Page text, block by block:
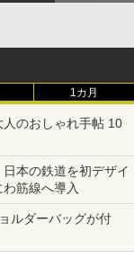
1カ月
人のおしゃれ手帖 10
本の鉄道を初デザイ
筋線へ導入
ルダーバッグが付